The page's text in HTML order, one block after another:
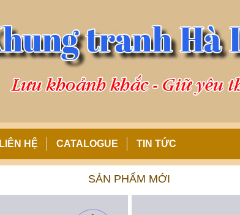
LIÊN HỆ CATALOGUE TIN TỨC
SẢN PHẨM MỚI